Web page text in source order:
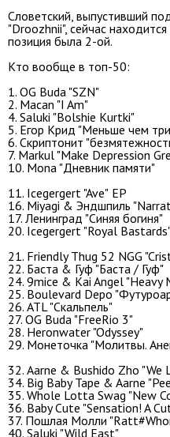
Словетский, выпустивший
"Droozhnii", сейчас
позиция была 2-ой.
Кто вообще в топ-50:
1. OG Buda "SZN"
2. Macan "I Am"
4. Saluki "Bolshie Kurtki"
5. Егор Крид "Меньше чем
6. Скриптонит
7. Markul "Make Depression
10. Mona "Дневник памяти"
11. Icegergert "Ave" EP
16. Miyagi & Эндшпиль
17. Ленинград "Синяя богиня"
20. Icegergert "Royal
21. Friendly Thug 52 NGG
22. Баста & Гуф "Баста / Гуф"
24. 9mice & Kai Angel "Heavy
25. Boulevard Depo
26. ATL "Скальпель"
27. OG Buda "FreeRio 3"
28. Heronwater "Odyssey"
29. Монеточка "Молитвы.
32. Aarne & Bushido Zho "We
34. Big Baby Tape & Aarne
35. Whole Lotta Swag "New
36. Baby Cute "Sensation! A
37. Пошлая Молли
40. Saluki "Wild East"